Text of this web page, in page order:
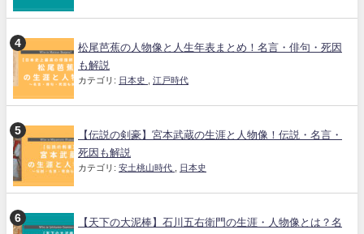
松尾芭蕉の人物像と人生年表まとめ！名言・俳句・死因
も解説
カテゴリ: 日本史 江戸時代
【伝説の剣豪】宮本武蔵の生涯と人物像！伝説・名言・
死因も解説
カテゴリ: 安土桃山時代 日本史
【天下の大泥棒】石川五右衛門の生涯・人物像とは？名